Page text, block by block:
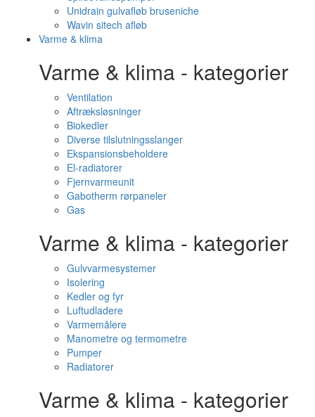
Unidrain gulvafløb bruseniche
Wavin sitech afløb
Varme & klima
Varme & klima - kategorier
Ventilation
Aftræksløsninger
Biokedler
Diverse tilslutningsslanger
Ekspansionsbeholdere
El-radiatorer
Fjernvarmeunit
Gabotherm rørpaneler
Gas
Varme & klima - kategorier
Gulvvarmesystemer
Isolering
Kedler og fyr
Luftudladere
Varmemålere
Manometre og termometre
Pumper
Radiatorer
Varme & klima - kategorier